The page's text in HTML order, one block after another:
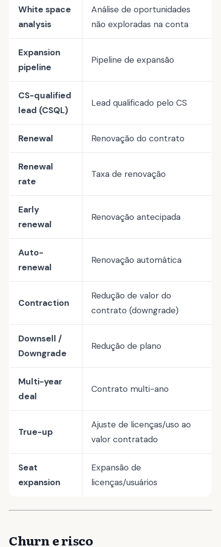
White space
analysis
Análise de oportunidades
não exploradas na conta
Expansion
pipeline
Pipeline de expansão
CS-qualified
lead (CSQL)
Lead qualificado pelo CS
Renewal Renovação do contrato
Renewal
rate
Taxa de renovação
Early
renewal
Renovação antecipada
Auto-
renewal
Renovação automática
Contraction
Redução de valor do
contrato (downgrade)
Downsell /
Downgrade
Redução de plano
Multi-year
deal
Contrato multi-ano
True-up
Ajuste de licenças/uso ao
valor contratado
Seat
expansion
Expansão de
licenças/usuários
Churn e risco